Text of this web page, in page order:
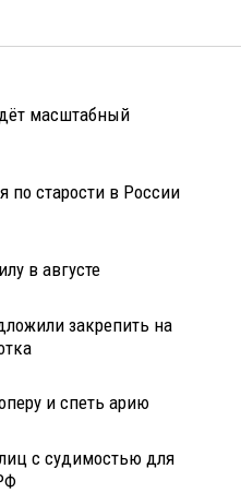
масштабный
по старости в России
в августе
закрепить на
и спеть арию
с судимостью для